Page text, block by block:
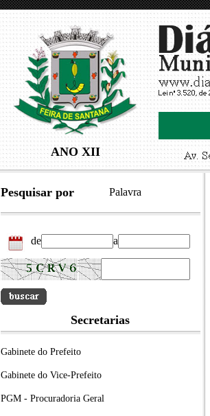
ANO XII
Pesquisar por Palavra
de a
Secretarias
Gabinete do Prefeito
Gabinete do Vice-Prefeito
PGM - Procuradoria Geral